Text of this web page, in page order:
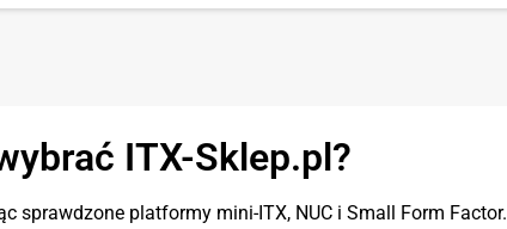
ITX-Sklep.pl?
sprawdzone platformy mini-ITX, NUC i Small Form Factor.